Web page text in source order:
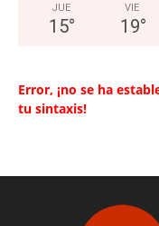
JUE
15°
VIE
19°
Error, ¡no se ha
tu sintaxis!